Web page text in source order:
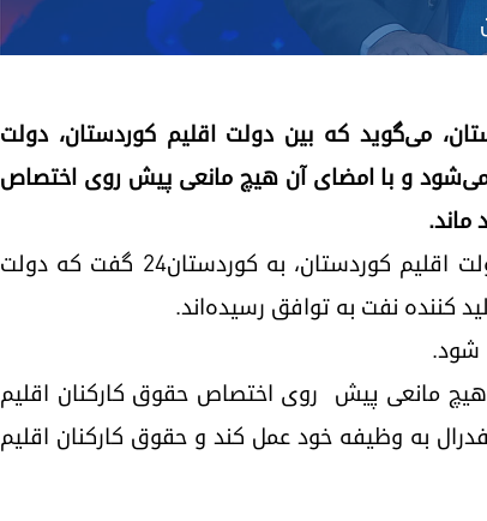
کوردستان، می‌گوید که بین دولت اقلیم کوردستان، دولت
و با امضای آن هیچ مانعی پیش روی اختصاص
ماند.
یکشنبه ۲۱ سپتامبر، پیشوا هورامانی، سخنگوی دولت اقلیم کوردستان، به کوردستان۲۴ گفت که دولت
کننده نفت به توافق رسیده‌اند.
شود.
مانعی پیش روی اختصاص حقوق کارکنان اقلیم
به وظیفه خود عمل کند و حقوق کارکنان اقلیم